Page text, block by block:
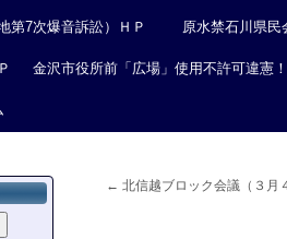
第7次爆音訴訟）ＨＰ 原水禁石川県民
金沢市役所前「広場」使用不許可違憲
← 北信越ブロック会議（３月